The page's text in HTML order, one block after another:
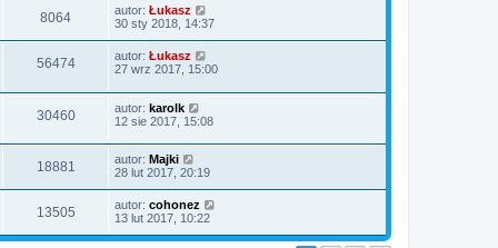
8064 autor: Łukasz
30 sty 2018, 14:37
56474 autor: Łukasz
27 wrz 2017, 15:00
30460 autor: karolk
12 sie 2017, 15:08
18881 autor: Majki
28 lut 2017, 20:19
13505 autor: cohonez
13 lut 2017, 10:22